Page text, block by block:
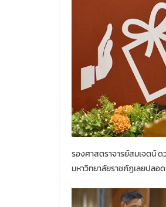
รองศาสตราจารย์สมเจตน์
มหาวิทยาลัยราชภัฏเลยปลอด